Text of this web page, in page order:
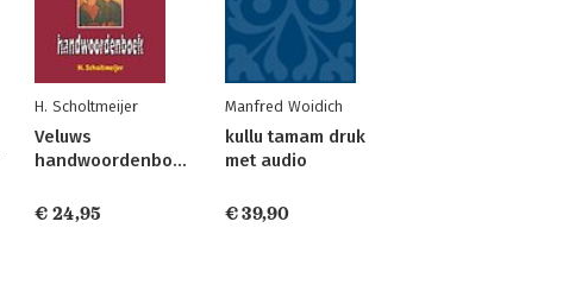
H. Scholtmeijer
Veluws
handwoordenboek
€ 24,95
Manfred Woidich
kullu tamam druk
met audio
€ 39,90